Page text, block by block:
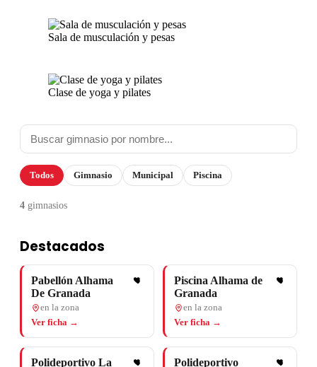
Sala de musculación y pesas
Clase de yoga y pilates
Todos Gimnasio Municipal Piscina
4 gimnasios
Destacados
Pabellón Alhama
De Granada
en la zona
Ver ficha →
Piscina Alhama de
Granada
en la zona
Ver ficha →
Polideportivo La Polideportivo